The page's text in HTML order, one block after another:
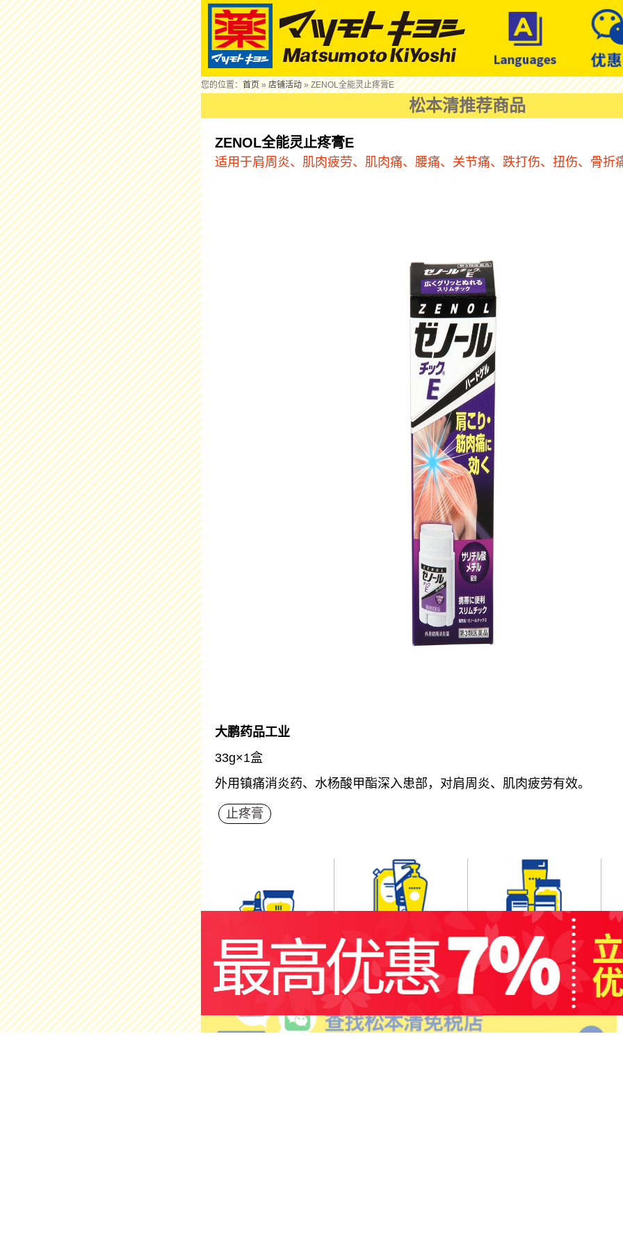
您的位置：首页»店铺活动» ZENOL全能灵止疼膏E
松本清推荐商品
ZENOL全能灵止疼膏E
适用于肩周炎、肌肉疲劳、肌肉痛、腰痛、关节痛、跌打伤、扭伤、骨折
大鹏药品工业
33g×1盒
外用镇痛消炎药、水杨酸甲酯深入患部，对肩周炎、肌肉疲劳有效。
止疼膏
护肤美容 日用品 营养保健